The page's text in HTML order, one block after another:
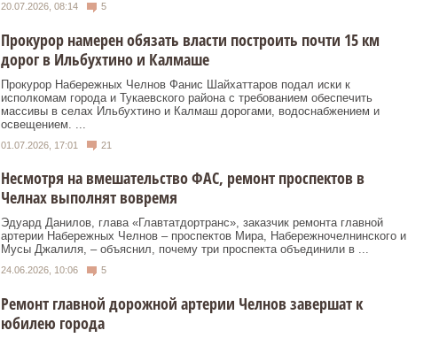
20.07.2026, 08:14 5
Прокурор намерен обязать власти построить почти 15 км
дорог в Ильбухтино и Калмаше
Прокурор Набережных Челнов Фанис Шайхаттаров подал иски к
исполкомам города и Тукаевского района с требованием обеспечить
массивы в селах Ильбухтино и Калмаш дорогами, водоснабжением и
освещением. ...
01.07.2026, 17:01 21
Несмотря на вмешательство ФАС, ремонт проспектов в
Челнах выполнят вовремя
Эдуард Данилов, глава «Главтатдортранс», заказчик ремонта главной
артерии Набережных Челнов – проспектов Мира, Набережночелнинского и
Мусы Джалиля, – объяснил, почему три проспекта объединили в ...
24.06.2026, 10:06 5
Ремонт главной дорожной артерии Челнов завершат к
юбилею города